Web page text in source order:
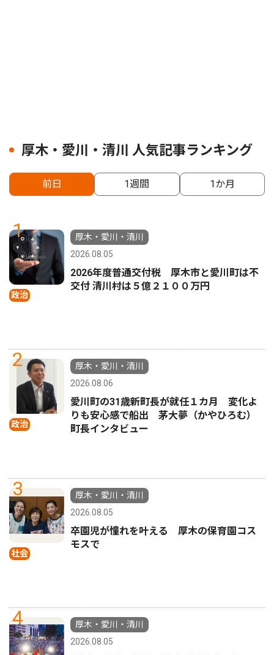
厚木・愛川・清川 人気記事ランキング
前日 1週間 1か月
1
政治
厚木・愛川・清川
2026.08.05
2026年度普通交付税 厚木市と愛川町は不
交付 清川村は５億２１００万円
2
政治
厚木・愛川・清川
2026.08.06
愛川町の31歳新町長が就任１カ月 変化よ
りも安心感で船出 茅大夢（かやひろむ）
町長インタビュー
3
社会
厚木・愛川・清川
2026.08.05
卒園児が憧れを叶える 厚木の保育園コス
モスで
4
厚木・愛川・清川
2026.08.05